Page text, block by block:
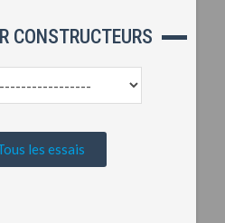
CONSTRUCTEURS
les essais